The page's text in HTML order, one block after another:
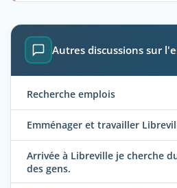
Autres discussions sur
Recherche emplois
Emménager et travailler
Arrivée à Libreville je cherche
des gens.